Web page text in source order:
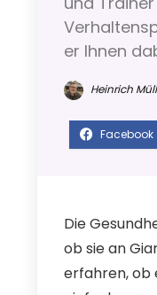
er Ihnen
Heinrich
Die
ob sie an
erfahren, ob